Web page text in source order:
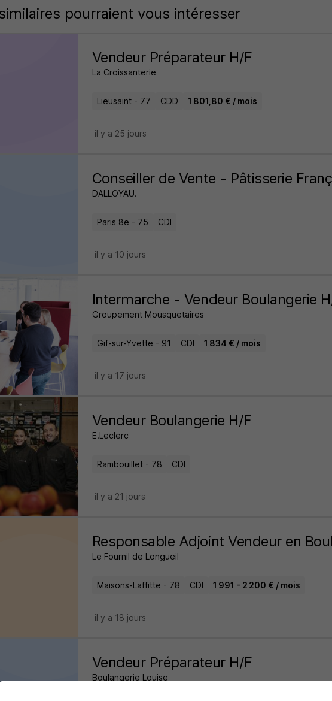
pourraient vous intéresser
Vendeur Préparateur H/F
La Croissanterie
Lieusaint - 77 CDD 1 801,80 € / mois
il y a 25 jours
Conseiller de Vente - Pâtisserie
DALLOYAU.
Paris 8e - 75 CDI
il y a 10 jours
Intermarche - Vendeur Boulangerie
Groupement Mousquetaires
Gif-sur-Yvette - 91 CDI 1 834 € / mois
il y a 17 jours
Vendeur Boulangerie H/F
E.Leclerc
Rambouillet - 78 CDI
il y a 21 jours
Responsable Adjoint Vendeur en
Le Fournil de Longueil
Maisons-Laffitte - 78 CDI 1 991 - 2 200 € / mois
il y a 18 jours
Vendeur Préparateur H/F
Boulangerie Louise